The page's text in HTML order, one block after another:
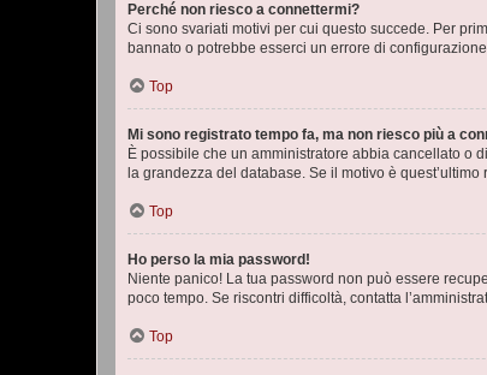
Perché non riesco a connettermi?
Ci sono svariati motivi per cui questo succede. Per
bannato o potrebbe esserci un errore di
Top
Mi sono registrato tempo fa, ma non riesco più a
È possibile che un amministratore abbia cancellato o
la grandezza del database. Se il motivo è
Top
Ho perso la mia password!
Niente panico! La tua password non può essere
poco tempo. Se riscontri difficoltà, contatta
Top